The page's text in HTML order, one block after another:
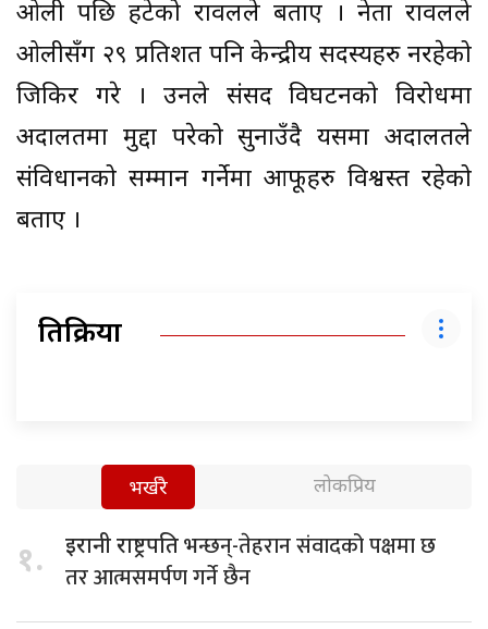
ओली पछि हटेको रावलले बताए । नेता रावलले
ओलीसँग २९ प्रतिशत पनि केन्द्रीय सदस्यहरु नरहेको
जिकिर गरे । उनले संसद विघटनको विरोधमा
अदालतमा मुद्दा परेको सुनाउँदै यसमा अदालतले
संविधानको सम्मान गर्नेमा आफूहरु विश्वस्त रहेको
बताए ।
प्रतिक्रिया
भर्खरै लोकप्रिय
१. इरानी राष्ट्रपतिभन्छन्-तेहरान संवादको पक्षमा छ
तर आत्मसमर्पण गर्ने छैन